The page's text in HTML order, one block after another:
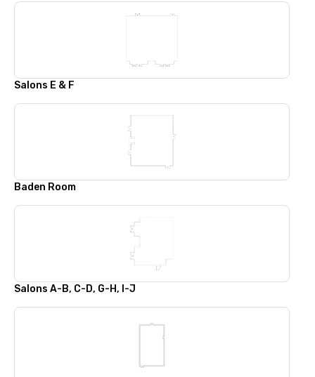
Salons E & F
Baden Room
Salons A-B, C-D, G-H, I-J